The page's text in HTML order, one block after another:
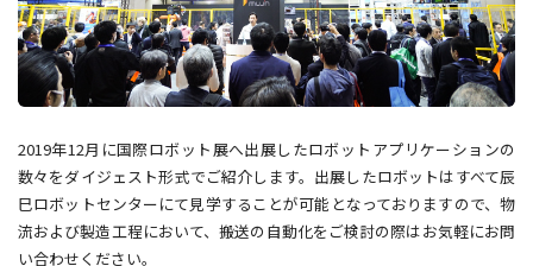
2019年12月に国際ロボット展へ出展したロボットアプリケーションの
数々をダイジェスト形式でご紹介します。出展したロボットはすべて辰
巳ロボットセンターにて見学することが可能となっておりますので、物
流および製造工程において、搬送の自動化をご検討の際はお気軽にお問
い合わせください。